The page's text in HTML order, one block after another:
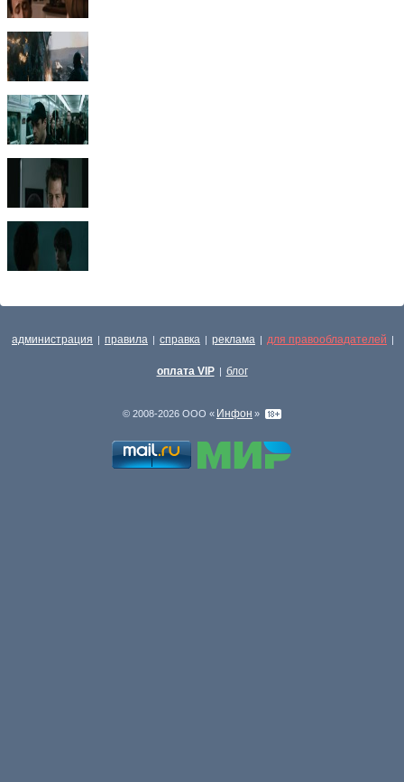
администрация | правила | справка | реклама | для правообладателей |
оплата VIP | блог
© 2008-2026 ООО « Инфон »